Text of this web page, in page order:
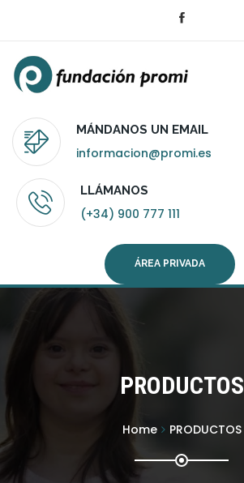
MÁNDANOS UN EMAIL
informacion@promi.es
LLÁMANOS
(+34) 900 777 111
ÁREA PRIVADA
PRODUCTOS
Home PRODUCTOS